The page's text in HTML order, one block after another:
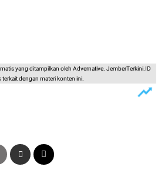
yang ditampilkan oleh Advernative. JemberTerkini.ID
terkait dengan materi konten ini.